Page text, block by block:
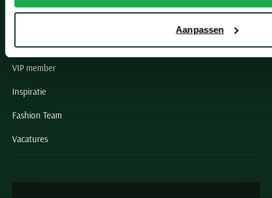
Aanpassen
Paul & Shark specialist
VIP member
Inspiratie
Fashion Team
Vacatures